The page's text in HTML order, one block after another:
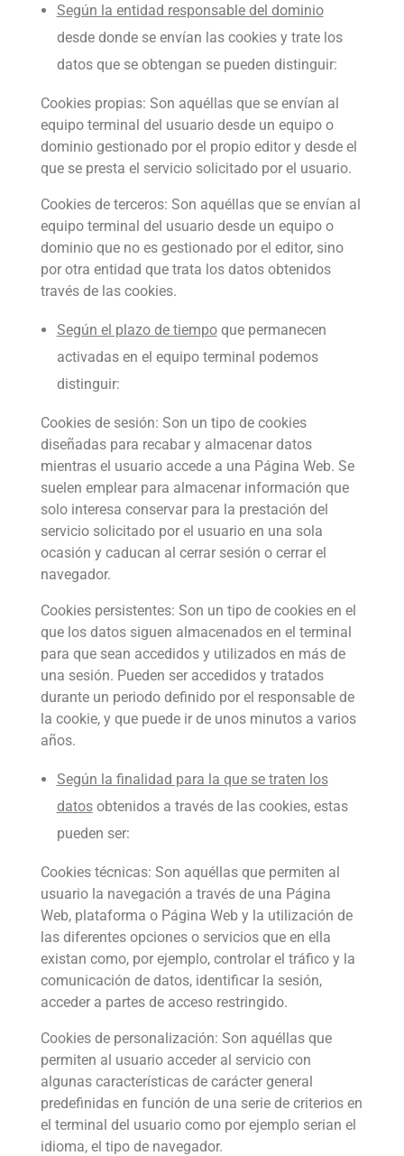
Según la entidad responsable del dominio
desde donde se envían las cookies y trate los
datos que se obtengan se pueden distinguir:
Cookies propias: Son aquéllas que se envían al
equipo terminal del usuario desde un equipo o
dominio gestionado por el propio editor y desde el
que se presta el servicio solicitado por el usuario.
Cookies de terceros: Son aquéllas que se envían al
equipo terminal del usuario desde un equipo o
dominio que no es gestionado por el editor, sino
por otra entidad que trata los datos obtenidos
través de las cookies.
Según el plazo de tiempoque permanecen
activadas en el equipo terminal podemos
distinguir:
Cookies de sesión: Son un tipo de cookies
diseñadas para recabar y almacenar datos
mientras el usuario accede a una Página Web. Se
suelen emplear para almacenar información que
solo interesa conservar para la prestación del
servicio solicitado por el usuario en una sola
ocasión y caducan al cerrar sesión o cerrar el
navegador.
Cookies persistentes: Son un tipo de cookies en el
que los datos siguen almacenados en el terminal
para que sean accedidos y utilizados en más de
una sesión. Pueden ser accedidos y tratados
durante un periodo definido por el responsable de
la cookie, y que puede ir de unos minutos a varios
años.
Según la finalidad para la que se traten los
datosobtenidos a través de las cookies, estas
pueden ser:
Cookies técnicas: Son aquéllas que permiten al
usuario la navegación a través de una Página
Web, plataforma o Página Web y la utilización de
las diferentes opciones o servicios que en ella
existan como, por ejemplo, controlar el tráfico y la
comunicación de datos, identificar la sesión,
acceder a partes de acceso restringido.
Cookies de personalización: Son aquéllas que
permiten al usuario acceder al servicio con
algunas características de carácter general
predefinidas en función de una serie de criterios en
el terminal del usuario como por ejemplo serian el
idioma, el tipo de navegador.